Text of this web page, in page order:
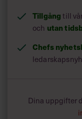
Tillgångtill
och utan
Chefs
Dina uppgifter